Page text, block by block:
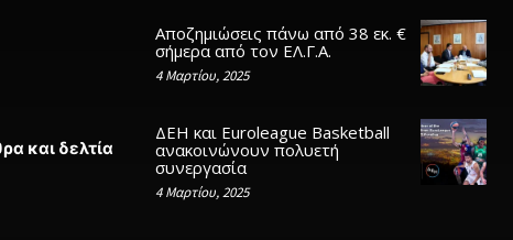
και δελτία
Αποζημιώσεις πάνω από 38 εκ. €
σήμερα από τον ΕΛ.Γ.Α.
4 Μαρτίου, 2025
ΔΕΗ και Euroleague Basketball
ανακοινώνουν πολυετή
συνεργασία
4 Μαρτίου, 2025